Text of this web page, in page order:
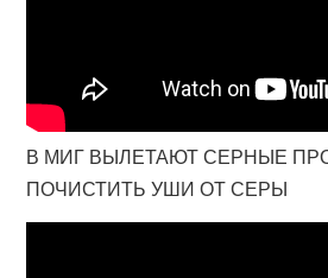
В МИГ ВЫЛЕТАЮТ СЕРНЫЕ
ПОЧИСТИТЬ УШИ ОТ СЕРЫ